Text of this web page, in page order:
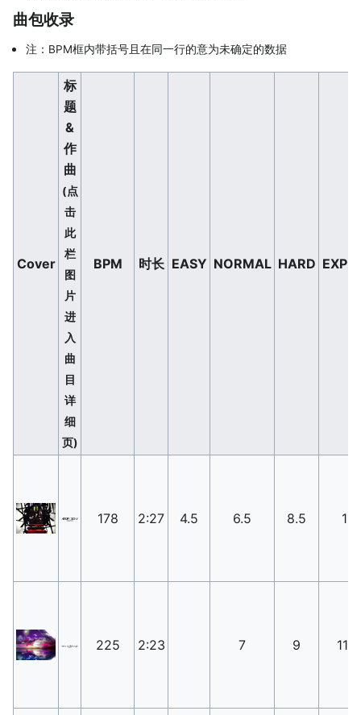
曲包收录
注：BPM框内带括号且在同一行的意为未确定的数据
Cover
标
题
&
作
曲
(点
击
此
栏
图
片
进
入
曲
目
详
细
页)
BPM 时长 EASY NORMAL HARD
178 2:27 4.5 6.5 8.5 11
225 2:23 7 9 11.5